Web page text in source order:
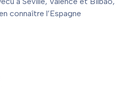
connaître l’Espagne